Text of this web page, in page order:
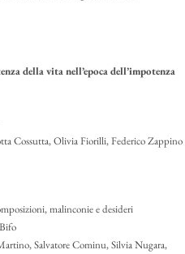
della vita nell’epoca dell’impotenza
Cossutta, Olivia Fiorilli, Federico Zappino
malinconie e desideri
Salvatore Cominu, Silvia Nugara,